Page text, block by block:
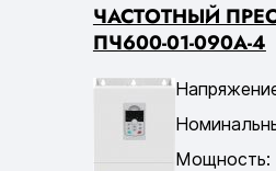
ЧАСТОТНЫЙ
ПЧ600-01-090А-4
Мощность: